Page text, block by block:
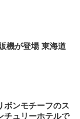
機が登場 東海道
ボンモチーフのス
チュリーホテルで